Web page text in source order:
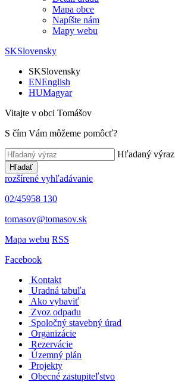
Mapa obce
Napíšte nám
Mapy webu
SKSlovensky
SKSlovensky
ENEnglish
HUMagyar
Vitajte v obci Tomášov
S čím Vám môžeme pomôcť?
Hľadaný výraz
Hľadať
rozšírené vyhľadávanie
02/45958 130
tomasov@tomasov.sk
Mapa webu RSS
Facebook
Kontakt
Uradná tabuľa
Ako vybaviť
Zvoz odpadu
Spoločný stavebný úrad
Organizácie
Rezervácie
Územný plán
Projekty
Obecné zastupiteľstvo